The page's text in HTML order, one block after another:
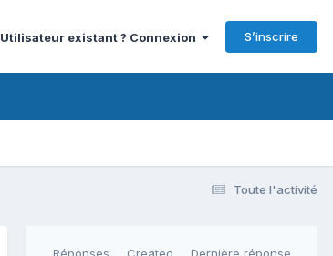
Utilisateur existant ? Connexion S’inscrire
Toute l'activité
Réponses Created Dernière réponse